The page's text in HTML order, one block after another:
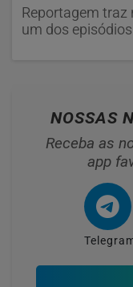
Reportagem
um dos
NOSSAS
Receba as
app